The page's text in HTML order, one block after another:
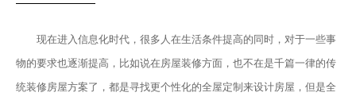
现在进入信息化时代，很多人在生活条件提高的同时，对于一些事
物的要求也逐渐提高，比如说在房屋装修方面，也不在是千篇一律的传
统装修房屋方案了，都是寻找更个性化的全屋定制来设计房屋，但是全